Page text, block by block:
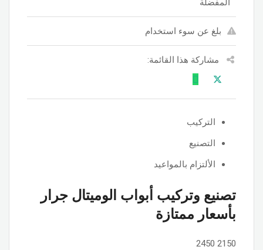
المفضلة
بلغ عن سوء استخدام
مشاركة هذا القائمة:
التركيب
التصنيع
الألتزام بالمواعيد
تصنيع وتركيب أبواب الوميتال جرار
بأسعار ممتازة
2150
2450